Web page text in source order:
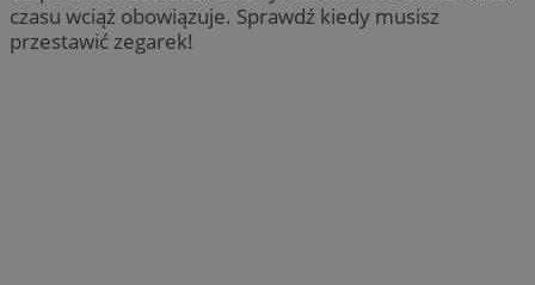
czasu wciąż obowiązuje. Sprawdź kiedy musisz
przestawić zegarek!